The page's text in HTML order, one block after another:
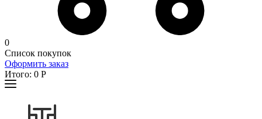
0
Список покупок
Оформить заказ
Итого: 0 Р